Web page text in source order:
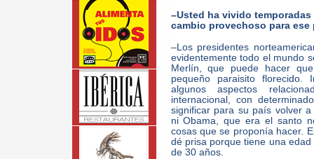
–Usted ha vivido
cambio provechoso para
–Los presidentes
evidentemente todo el mundo
Merlín, que puede hacer
pequeño paraisito florecido.
algunos aspectos
internacional, con
significar para su país volver
ni Obama, que era el santo
cosas que se proponía hacer.
dé prisa porque tiene una
de 30 años.